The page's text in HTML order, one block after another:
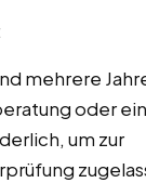
mehrere
oder
um zur